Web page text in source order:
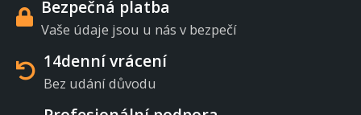
Bezpečná platba
Vaše údaje jsou u nás v bezpečí
14denní vrácení
Bez udání důvodu